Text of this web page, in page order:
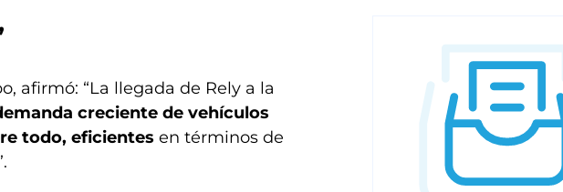
afirmó: “La llegada de Rely a la
creciente de vehículos
todo, eficientes en términos de